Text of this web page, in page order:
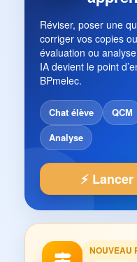
Réviser, poser une
corriger vos copies
évaluation ou
IA devient le point
BPmelec.
Chat élève QCM
Analyse
⚡
NOUVEAU